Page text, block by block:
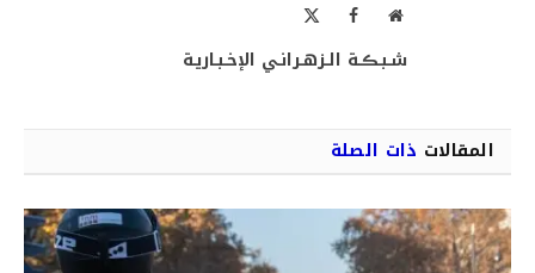
موقع فيسبوك
شـبـڪـة الـزهـرانـي الإخـبـاريـة
المقالات ذات الصلة